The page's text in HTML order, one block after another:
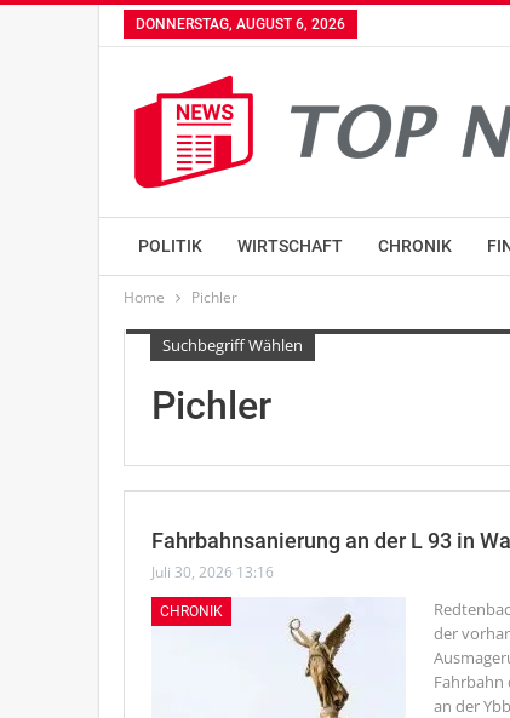
DONNERSTAG, AUGUST 6, 2026
POLITIK WIRTSCHAFT CHRONIK
Home Pichler
Suchbegriff Wählen
Pichler
Fahrbahnsanierung an der L 93 in
Juli 30, 2026 13:16
CHRONIK
der
Fahrbahn
an der